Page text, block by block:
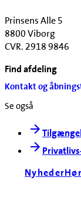
Prinsens Alle 5
8800 Viborg
CVR. 2918 9846
Find afdeling
Kontakt og
Se også
Nyheder